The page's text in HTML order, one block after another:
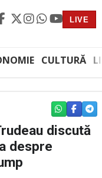
LIVE
CULTURĂ
WHATSAPP
discută
despre